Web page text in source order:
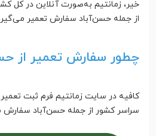
خیر، زمانتیم به‌صورت آنلاین در کل
از جمله حسن‌آباد سفارش تعمیر
چطور سفارش تعمیر از
کافیه در سایت زمانتیم فرم ثبت تعمیر
سراسر کشور از جمله حسن‌آباد سفارش